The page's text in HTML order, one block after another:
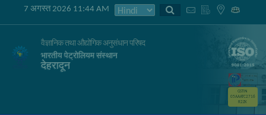
7 अगस्त 2026 11:44 AM
वैज्ञानिक तथा औद्योगिक अनुसंधान परिषद
भारतीय पेट्रोलियम संस्थान
देहरादून
GSTIN
05AAATC2716
R2ZK